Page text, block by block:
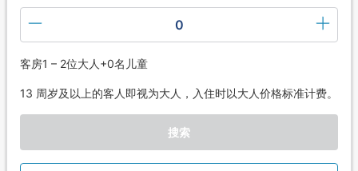
0
客房1 – 2位大人+0名儿童
13 周岁及以上的客人即视为大人，入住时以大人价格标准计费。
搜索